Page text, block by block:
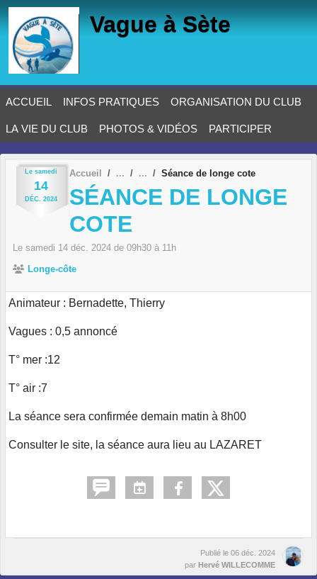
Vague à Sète
ACCUEIL INFOS PRATIQUES ORGANISATION DU CLUB
LA VIE DU CLUB PHOTOS & VIDÉOS PARTICIPER
Le samedi
14
DÉC. 2024
Accueil Séance de longe cote
SÉANCE DE LONGE
COTE
Le samedi 14 déc. 2024 de 09h30 à 11h
Longe-côte
Animateur : Bernadette, Thierry
Vagues : 0,5 annoncé
T° mer :12
T° air :7
La séance sera confirmée demain matin à 8h00
Consulter le site, la séance aura lieu au LAZARET
Publié le 06 déc. 2024
par Hervé WILLECOMME
Panneau de gestion des cookies